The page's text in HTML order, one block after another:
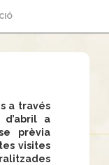
a través
a
prèvia
visites